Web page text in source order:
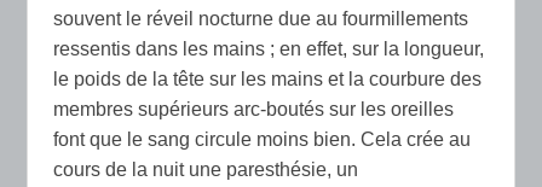
souvent le réveil nocturne due au fourmillements
ressentis dans les mains ; en effet, sur la longueur,
le poids de la tête sur les mains et la courbure des
membres supérieurs arc-boutés sur les oreilles
font que le sang circule moins bien. Cela crée au
cours de la nuit une paresthésie, un